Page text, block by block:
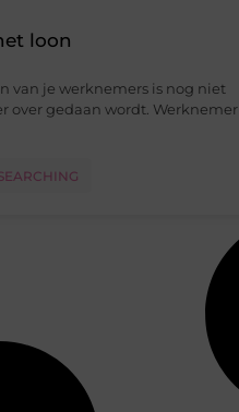
loon
van je werknemers is nog niet
over gedaan wordt. Werknemer